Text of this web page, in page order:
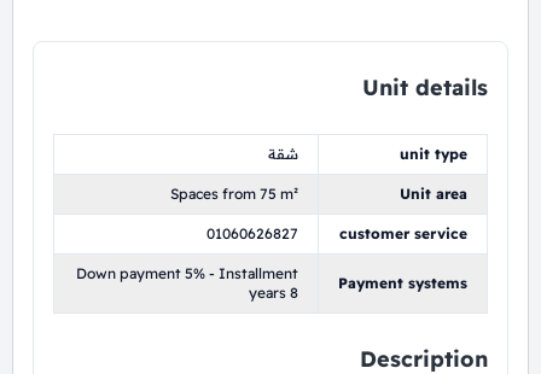
Unit details
unit type شقة
Unit area
Spaces from 75 m²
customer service
01060626827
Payment systems
Down payment 5% - Installment
years 8
Description